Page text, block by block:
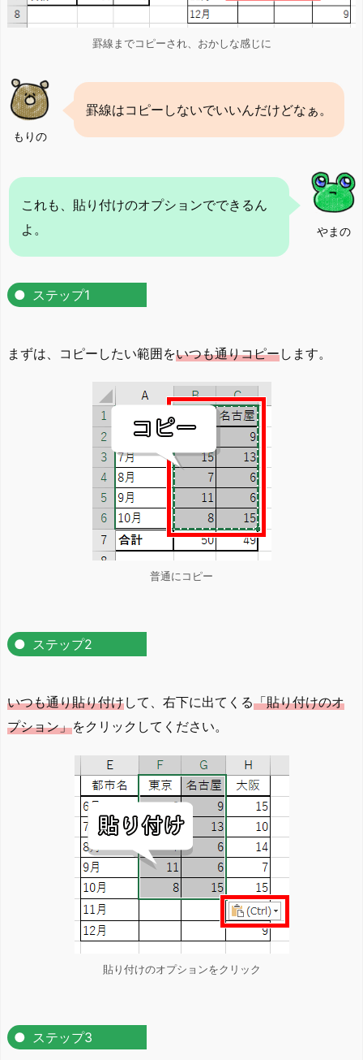
罫線までコピーされ、おかしな感じに
もりの
罫線はコピーしないでいいんだけどなぁ。
やまの
これも、貼り付けのオプションでできるん
よ。
ステップ1
まずは、コピーしたい範囲をいつも通りコピーします。
普通にコピー
ステップ2
いつも通り貼り付けして、右下に出てくる「貼り付けのオ
プション」をクリックしてください。
貼り付けのオプションをクリック
ステップ3